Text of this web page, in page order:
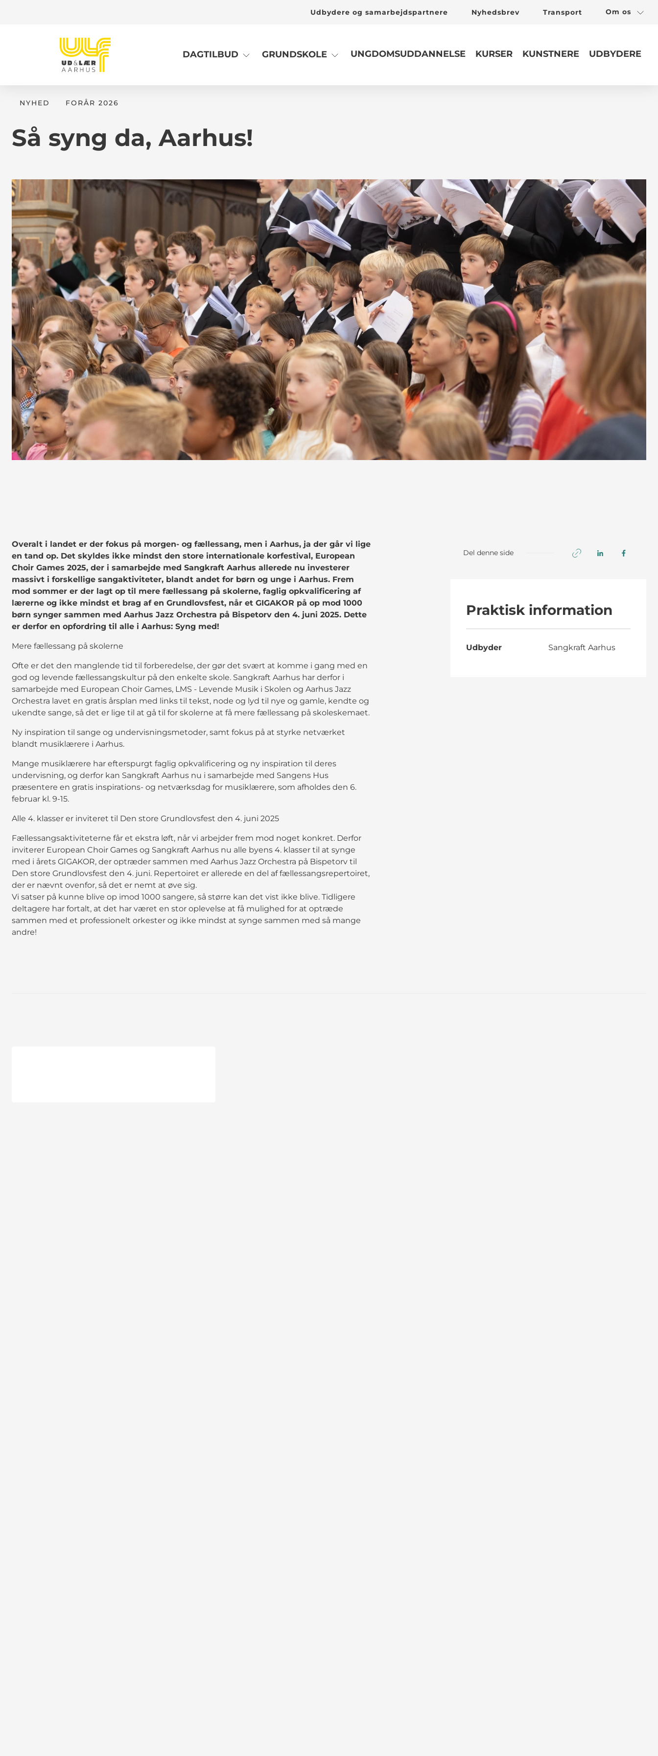
Udbydere og samarbejdspartnere Nyhedsbrev Transport Om os
DAGTILBUD GRUNDSKOLE UNGDOMSUDDANNELSE KURSER KUNSTNERE UDBYDERE
NYHED FORÅR 2026
Så syng da, Aarhus!
Overalt i landet er der fokus på morgen- og fællessang, men i Aarhus, ja der går vi lige
en tand op. Det skyldes ikke mindst den store internationale korfestival, European
Choir Games 2025, der i samarbejde med Sangkraft Aarhus allerede nu investerer
massivt i forskellige sangaktiviteter, blandt andet for børn og unge i Aarhus. Frem
mod sommer er der lagt op til mere fællessang på skolerne, faglig opkvalificering af
lærerne og ikke mindst et brag af en Grundlovsfest, når et GIGAKOR på op mod 1000
børn synger sammen med Aarhus Jazz Orchestra på Bispetorv den 4. juni 2025. Dette
er derfor en opfordring til alle i Aarhus: Syng med!
Mere fællessang på skolerne
Ofte er det den manglende tid til forberedelse, der gør det svært at komme i gang med en
god og levende fællessangskultur på den enkelte skole. Sangkraft Aarhus har derfor i
samarbejde med European Choir Games, LMS - Levende Musik i Skolen og Aarhus Jazz
Orchestra lavet en gratis årsplan med links til tekst, node og lyd til nye og gamle, kendte og
ukendte sange, så det er lige til at gå til for skolerne at få mere fællessang på skoleskemaet.
Ny inspiration til sange og undervisningsmetoder, samt fokus på at styrke netværket
blandt musiklærere i Aarhus.
Mange musiklærere har efterspurgt faglig opkvalificering og ny inspiration til deres
undervisning, og derfor kan Sangkraft Aarhus nu i samarbejde med Sangens Hus
præsentere en gratis inspirations- og netværksdag for musiklærere, som afholdes den 6.
februar kl. 9-15.
Alle 4. klasser er inviteret til Den store Grundlovsfest den 4. juni 2025
Fællessangsaktiviteterne får et ekstra løft, når vi arbejder frem mod noget konkret. Derfor
inviterer European Choir Games og Sangkraft Aarhus nu alle byens 4. klasser til at synge
med i årets GIGAKOR, der optræder sammen med Aarhus Jazz Orchestra på Bispetorv til
Den store Grundlovsfest den 4. juni. Repertoiret er allerede en del af fællessangsrepertoiret,
der er nævnt ovenfor, så det er nemt at øve sig.
Vi satser på kunne blive op imod 1000 sangere, så større kan det vist ikke blive. Tidligere
deltagere har fortalt, at det har været en stor oplevelse at få mulighed for at optræde
sammen med et professionelt orkester og ikke mindst at synge sammen med så mange
andre!
Del denne side
Praktisk information
Udbyder Sangkraft Aarhus